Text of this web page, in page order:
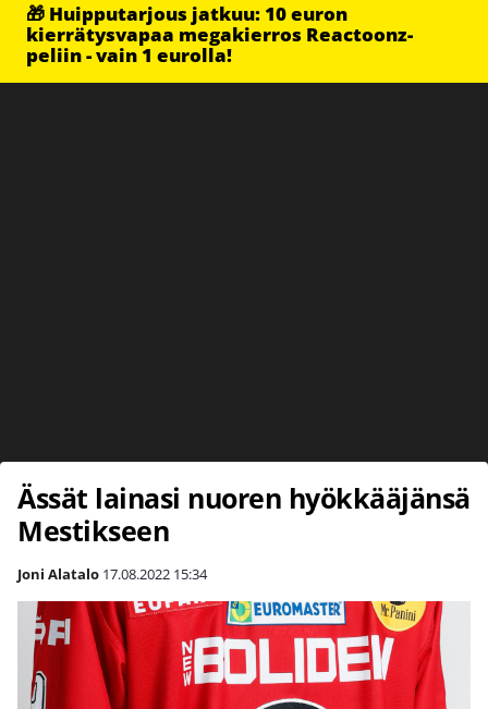
🎁 Huipputarjous jatkuu: 10 euron
kierrätysvapaa megakierros Reactoonz-
peliin - vain 1 eurolla!
Ässät lainasi nuoren hyökkääjänsä
Mestikseen
Joni Alatalo 17.08.2022 15:34